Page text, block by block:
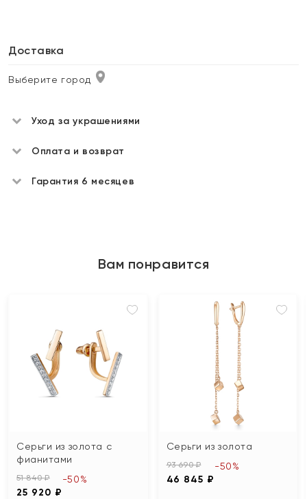
Доставка
Выберите город
Уход за украшениями
Оплата и возврат
Гарантия 6 месяцев
Вам понравится
Серьги из золота с
фианитами
51 840 ₽
25 920 ₽
-50%
Серьги из золота
93 690 ₽
46 845 ₽
-50%